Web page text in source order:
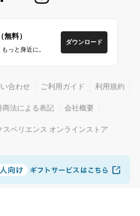
料）
っと身近に。
ダウンロード
合わせ ご利用ガイド 利用規約
商法による表記 会社概要
スペリエンス オンラインストア